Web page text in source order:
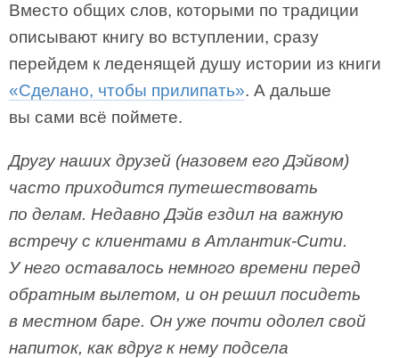
Вместо общих слов, которыми по традиции
описывают книгу во вступлении, сразу
перейдем к леденящей душу истории из книги
«Сделано, чтобы прилипать». А дальше
вы сами всё поймете.
Другу наших друзей (назовем его Дэйвом)
часто приходится путешествовать
по делам. Недавно Дэйв ездил на важную
встречу с клиентами в Атлантик-Сити.
У него оставалось немного времени перед
обратным вылетом, и он решил посидеть
в местном баре. Он уже почти одолел свой
напиток, как вдруг к нему подсела